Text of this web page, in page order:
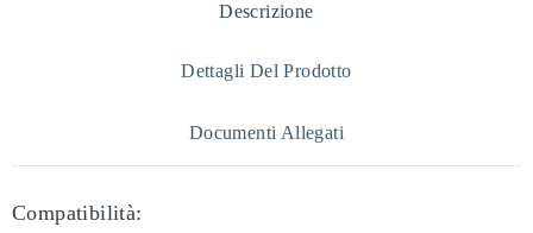
Descrizione
Dettagli Del Prodotto
Documenti Allegati
Compatibilità: